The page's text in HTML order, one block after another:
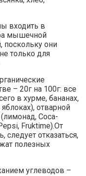
входить в
мышечной
поскольку они
только для
– 20г на 100г: все
в хурме, бананах,
отварной
Coca-
Fruktime).От
отказаться,
полезных
углеводов –